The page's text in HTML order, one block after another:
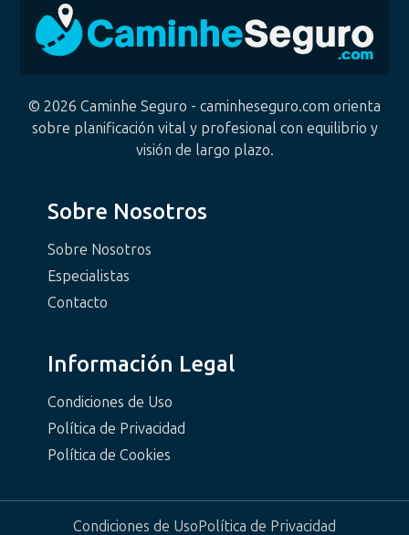
© 2026 Caminhe Seguro - caminheseguro.com orienta
sobre planificación vital y profesional con equilibrio y
visión de largo plazo.
Sobre Nosotros
Sobre Nosotros
Especialistas
Contacto
Información Legal
Condiciones de Uso
Política de Privacidad
Política de Cookies
Condiciones de UsoPolítica de Privacidad